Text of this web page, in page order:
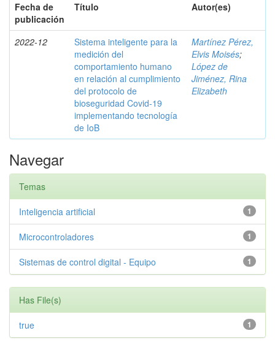
Fecha de
publicación
Título Autor(es)
2022-12
Sistema inteligente para la
medición del
comportamiento humano
en relación al cumplimiento
del protocolo de
bioseguridad Covid-19
implementando tecnología
de IoB
Martínez Pérez,
Elvis Moisés;
López de
Jiménez, Rina
Elizabeth
Navegar
Temas
1
Inteligencia artificial
1
Microcontroladores
1
Sistemas de control digital - Equipo
Has File(s)
1
true